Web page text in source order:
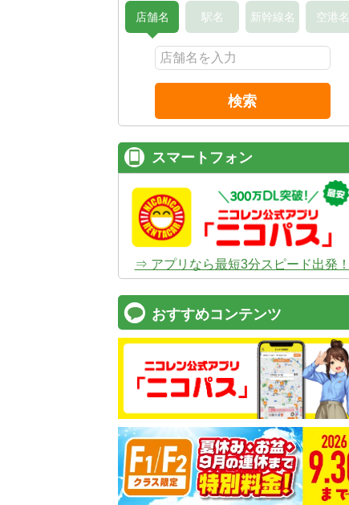
店舗名 駅名 新幹線名 空港名
検索
スマートフォン
⇒ アプリなら最短3分スピード出発！
おすすめコンテンツ